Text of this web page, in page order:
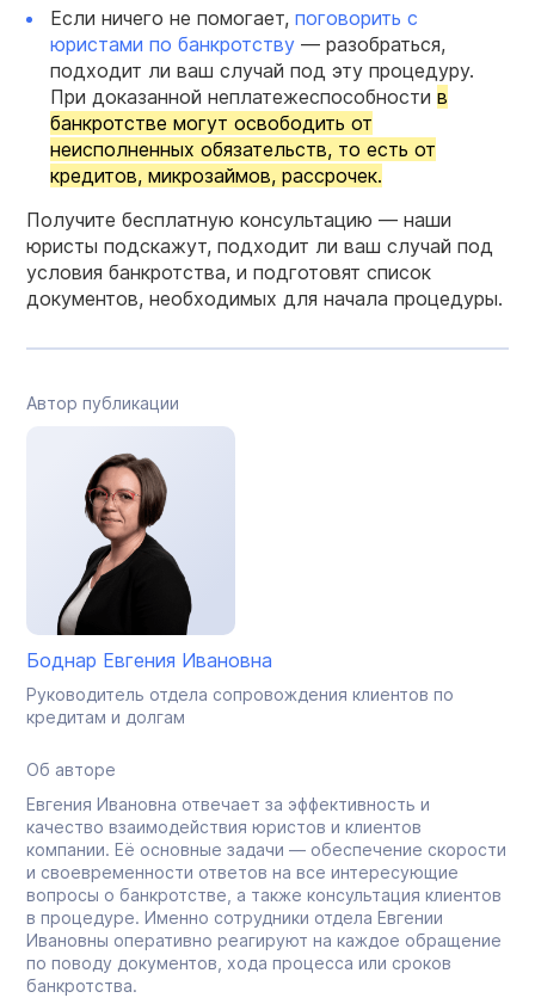
Если ничего не помогает, поговорить с
юристами по банкротству — разобраться,
подходит ли ваш случай под эту процедуру.
При доказанной неплатежеспособности в
банкротстве могут освободить от
неисполненных обязательств, то есть от
кредитов, микрозаймов, рассрочек.
Получите бесплатную консультацию — наши
юристы подскажут, подходит ли ваш случай под
условия банкротства, и подготовят список
документов, необходимых для начала процедуры.
Автор публикации
Боднар Евгения Ивановна
Руководитель отдела сопровождения клиентов по
кредитам и долгам
Об авторе
Евгения Ивановна отвечает за эффективность и
качество взаимодействия юристов и клиентов
компании. Её основные задачи — обеспечение скорости
и своевременности ответов на все интересующие
вопросы о банкротстве, а также консультация клиентов
в процедуре. Именно сотрудники отдела Евгении
Ивановны оперативно реагируют на каждое обращение
по поводу документов, хода процесса или сроков
банкротства.